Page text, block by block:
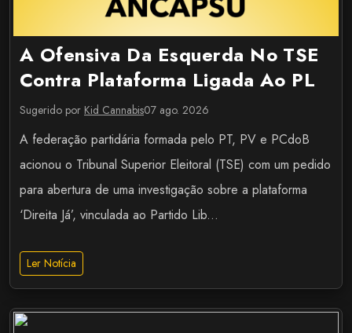
A Ofensiva Da Esquerda No TSE
Contra Plataforma Ligada Ao PL
Sugerido por Kid Cannabis07 ago. 2026
A federação partidária formada pelo PT, PV e PCdoB
acionou o Tribunal Superior Eleitoral (TSE) com um pedido
para abertura de uma investigação sobre a plataforma
‘Direita Já’, vinculada ao Partido Lib...
Ler Notícia